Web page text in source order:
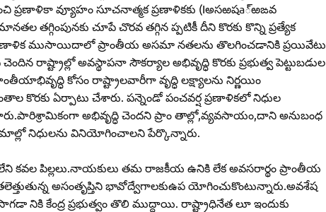
ప్రణాళికా వ్యూహం సూచనాత్మక ప్రణాళికకు (Iఅసఱషa్‌ఱఙవ
తగ్గింపునకు చూపే చొరవ తగ్గిన ప్పటికీ దీని కొరకు కొన్ని ప్రత్యేక
ప్రణాళిక ముసాయిదాలో ప్రాంతీయ అసమా నతలను తొలగించడానికి ప్రయివేటు
రాష్ట్రాల్లో అవస్థాపనా సౌకర్యాల అభివృద్ధి కొరకు ప్రభుత్వ పెట్టుబడుల
కోసం రాష్ట్రాలవారీగా వృద్ధి లక్ష్యాలను నిర్ణయిం
కొరకు ఏర్పాటు చేశారు. పన్నెండో పంచవర్ష ప్రణాళికలో నిధుల
అభివృద్ధి చెందని ప్రాం తాల్లో,వ్యవసాయం,దాని అనుబంధ
మాల్లో నిధులను వినియోగించాలని పేర్కొన్నారు.
పిల్లలు.నాయకులు తమ రాజకీయ ఉనికి లేక అవసరార్థం ప్రాంతీయ
అసంతృప్తిని భావోద్వేగాలకుఉప యోగించుకొంటున్నారు.అవశేష
నికి కేంద్ర ప్రభుత్వం తొలి ముద్దాయి. రాష్ట్రాధినేత లూ ఇందుకు